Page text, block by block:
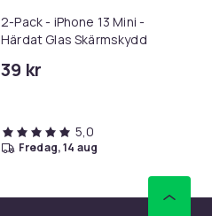
2-Pack - iPhone 13 Mini -
Härdat Glas Skärmskydd
39 kr
5,0
fredag, 14 aug